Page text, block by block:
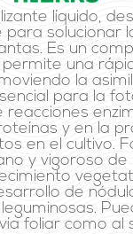
líquido,
solucionar
Es un
una
la
para la
reacciones
y en la
en el cultivo.
y vigoroso de
de
foliar como al